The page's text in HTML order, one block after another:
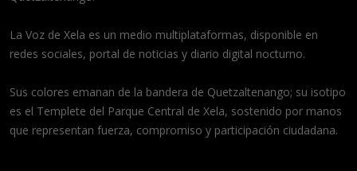
La Voz de Xela es un medio multiplataformas, disponible en
redes sociales, portal de noticias y diario digital nocturno.
Sus colores emanan de la bandera de Quetzaltenango; su isotipo
es el Templete del Parque Central de Xela, sostenido por manos
que representan fuerza, compromiso y participación ciudadana.